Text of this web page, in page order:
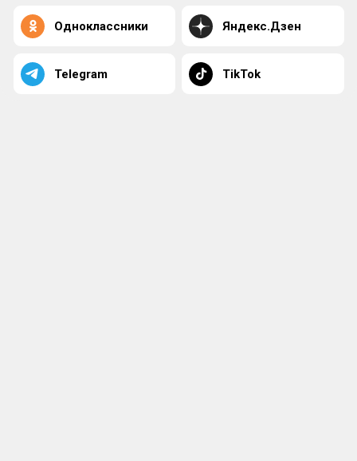
Одноклассники Яндекс.Дзен
Telegram TikTok